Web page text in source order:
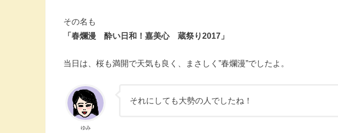
その名も
「春爛漫 酔い日和！嘉美心 蔵祭り2017」
当日は、桜も満開で天気も良く、まさしく”春爛漫”でしたよ。
ゆみ
それにしても大勢の人でしたね！